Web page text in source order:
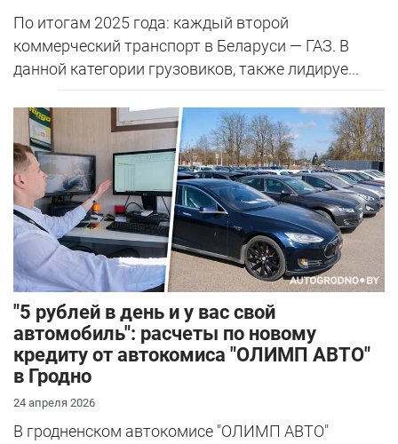
По итогам 2025 года: каждый второй
коммерческий транспорт в Беларуси — ГАЗ. В
данной категории грузовиков, также лидируе...
"5 рублей в день и у вас свой
автомобиль": расчеты по новому
кредиту от автокомиса "ОЛИМП АВТО"
в Гродно
24 апреля 2026
В гродненском автокомисе "ОЛИМП АВТО"